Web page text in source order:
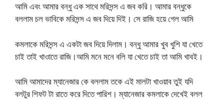
আমি এবং আমার বন্ধু এক সাথে মরিসন্স এ জব করি। আমার বন্ধুকে
বললাম চল ভাবিকে মরিসন্স এ জব দিয়ে দিই। সে রাজি হয়ে গেল আমি
কমলাকে মরিসন্স এ একটা জব দিয়ে দিলাম। বন্ধু আমার খুব খুশি যা খেতে
চাই তাই খাওাতে রাজি।আমি মনে মনে বলি যা খেতে চাই তা আমি খাবই।
আমি আমাদের ম্যানেজার কে বললাম তকে এই মালটা খাওয়াব তুই যদি
বলটুর শিফট টা রাতে করে দিতে পারিশ। ম্যানেজার কমলাকে দেখেই বলল